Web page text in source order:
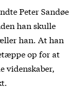
Peter Sandøe
han skulle
han. At han
op for at
videnskaber,